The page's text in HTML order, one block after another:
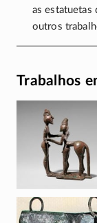
as estatuetas
outros
Trabalhos